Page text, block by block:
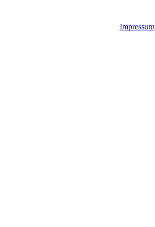
Impressum